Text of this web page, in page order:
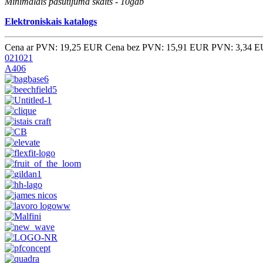
Elektroniskais katalogs
Cena ar PVN: 19,25 EUR Cena bez PVN: 15,91 EUR PVN: 3,34
021021
A406